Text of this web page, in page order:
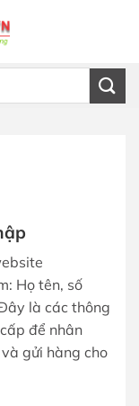
Họ tên, số
là các thông
để nhân
gửi hàng cho